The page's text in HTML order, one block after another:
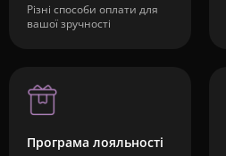
Різні способи оплати для
вашої зручності
Програма лояльності